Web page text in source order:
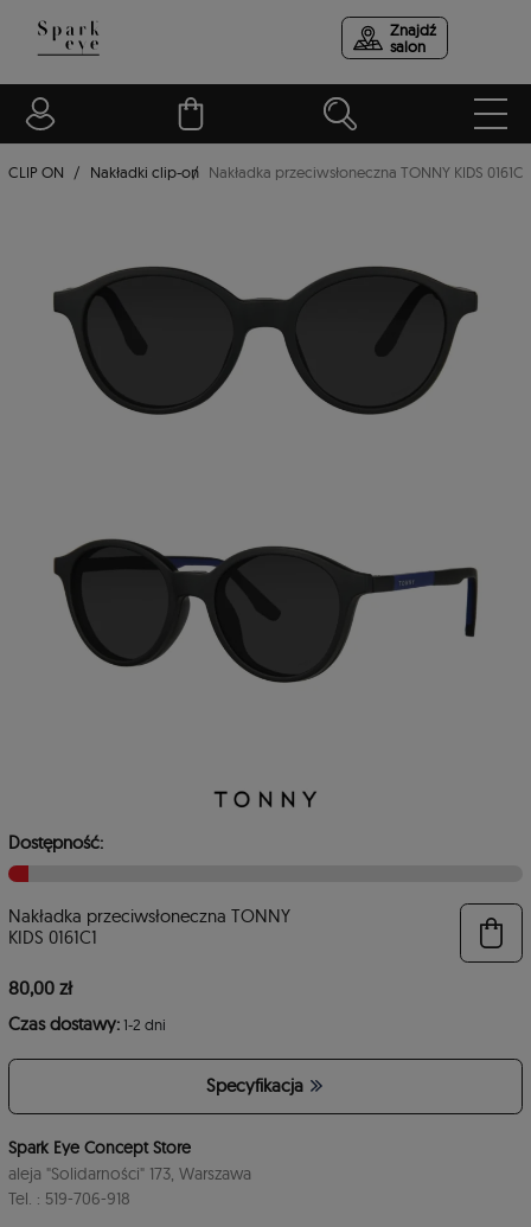
Znajdź
salon
CLIP ON Nakładki clip-on Nakładka przeciwsłoneczna TONNY KIDS 0161C1
Dostępność:
Nakładka przeciwsłoneczna TONNY
KIDS 0161C1
80,00 zł
Czas dostawy: 1-2 dni
Specyfikacja
Spark Eye Concept Store
aleja "Solidarności" 173, Warszawa
Tel. : 519-706-918